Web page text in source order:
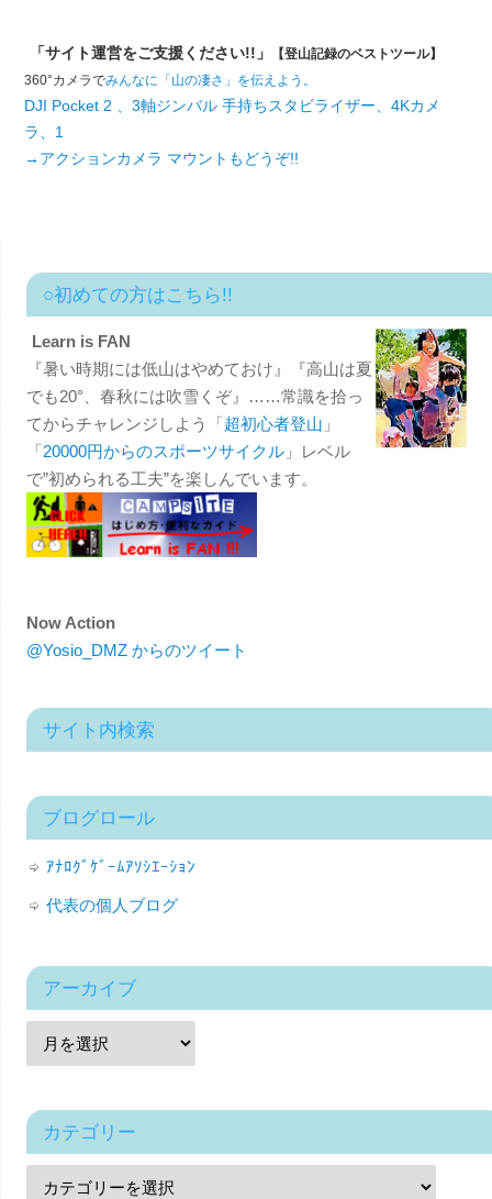
「サイト運営をご支援ください!!」
【登山記録のベストツール】
360°カメラでみんなに「山の凄さ」を伝えよう。
DJI Pocket 2 、3軸ジンバル 手持ちスタビライザー、4Kカメ
ラ、1
→アクションカメラ マウントもどうぞ!!
○初めての方はこちら!!
Learn is FAN
『暑い時期には低山はやめておけ』『高山は夏
でも20°、春秋には吹雪くぞ』……常識を拾っ
てからチャレンジしよう「超初心者登山 」
「20000円からのスポーツサイクル」レベル
で”初められる工夫”を楽しんでいます。
Now Action
@Yosio_DMZ からのツイート
サイト内検索
ブログロール
ｱﾅﾛｸﾞｹﾞｰﾑｱｿｼｴｰｼｮﾝ
代表の個人ブログ
アーカイブ
カテゴリー